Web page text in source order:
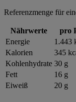
Referenzmenge für
Nährwerte
pro
Energie
1.443
Kalorien
345
Kohlenhydrate 30 g
Fett
16 g
Eiweiß
20 g